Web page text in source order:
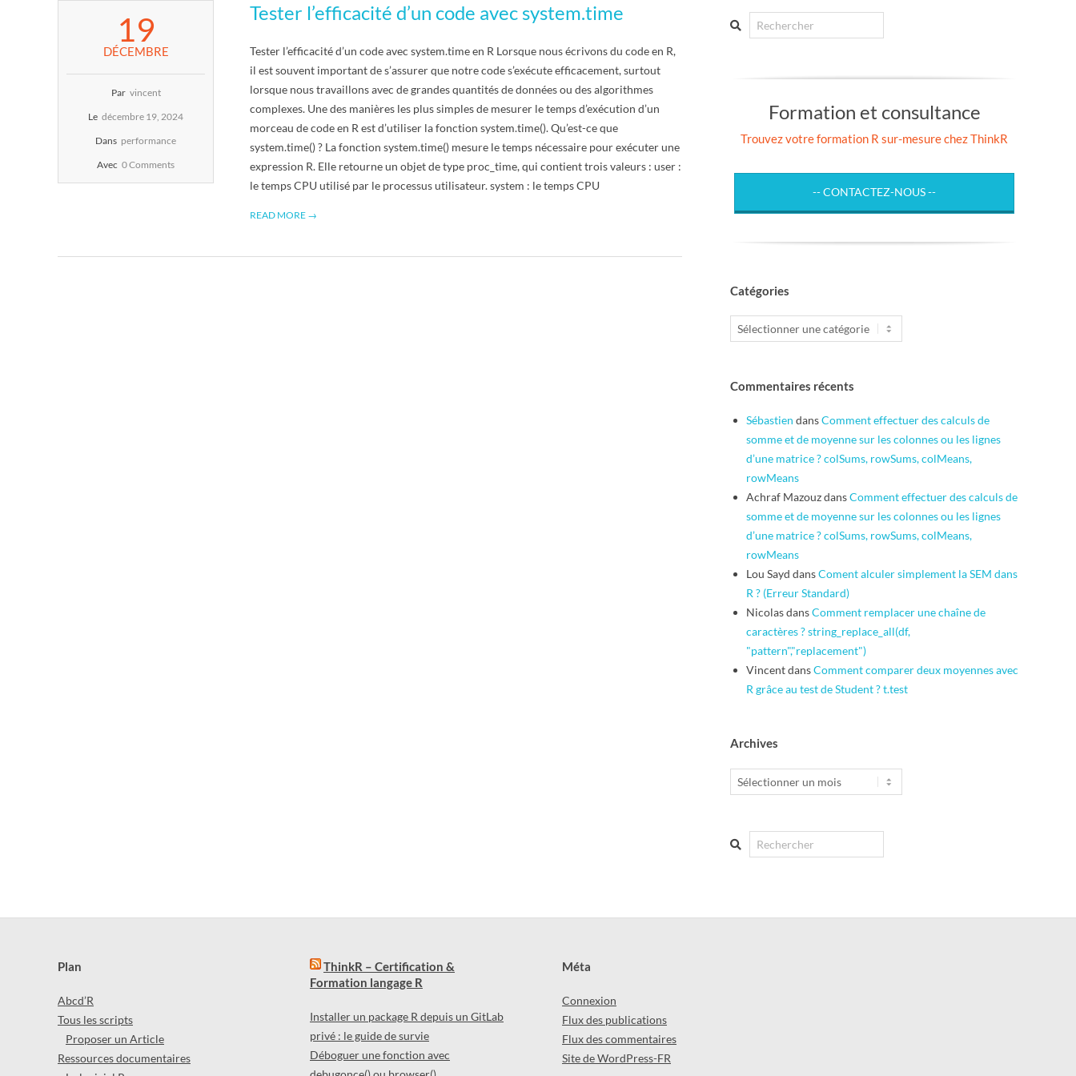
T
R
P
19
DÉCEMBRE
Par vincent
Le décembre 19, 2024
Dans performance
Avec 0 Comments
Tester l’efficacité d’un code avec system.time
Tester l’efficacité d’un code avec system.time en R Lorsque nous écrivons du code en R,
il est souvent important de s’assurer que notre code s’exécute efficacement, surtout
lorsque nous travaillons avec de grandes quantités de données ou des algorithmes
complexes. Une des manières les plus simples de mesurer le temps d’exécution d’un
morceau de code en R est d’utiliser la fonction system.time(). Qu’est-ce que
system.time() ? La fonction system.time() mesure le temps nécessaire pour exécuter une
expression R. Elle retourne un objet de type proc_time, qui contient trois valeurs : user :
le temps CPU utilisé par le processus utilisateur. system : le temps CPU
READ MORE →
Search
Formation et consultance
Trouvez votre formation R sur-mesure chez ThinkR
-- CONTACTEZ-NOUS --
Catégories
Catégories
Commentaires récents
Sébastien dansComment effectuer des calculs de
somme et de moyenne sur les colonnes ou les lignes
d’une matrice ? colSums, rowSums, colMeans,
rowMeans
Achraf MazouzdansComment effectuer des calculs de
somme et de moyenne sur les colonnes ou les lignes
d’une matrice ? colSums, rowSums, colMeans,
rowMeans
Lou Sayd dansComent alculer simplement la SEM dans
R ? (Erreur Standard)
NicolasdansComment remplacer une chaîne de
caractères ? string_replace_all(df,
"pattern","replacement")
VincentdansComment comparer deux moyennes avec
R grâce au test de Student ? t.test
Archives
Archives
Search
Plan
Abcd’R
Tous les scripts
Proposer un Article
Ressources documentaires
ThinkR – Certification &
Formation langage R
Installer un package R depuis un GitLab
privé : le guide de survie
Déboguer une fonction avec
Méta
Connexion
Flux des publications
Flux des commentaires
Site de WordPress-FR